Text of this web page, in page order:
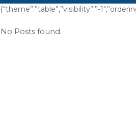
{“theme”:”table”,”visibility”:”-
No Posts found.